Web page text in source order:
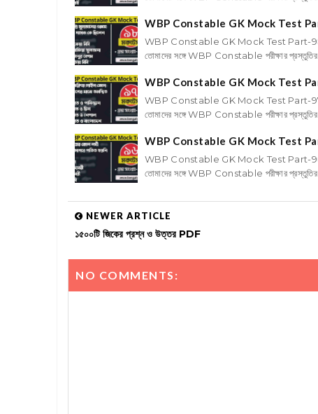
WBP Constable GK Mock Test
WBP Constable GK Mock Test Part-
তোমাদের সঙ্গে WBP Constable পরীক্ষার
WBP Constable GK Mock Test
WBP Constable GK Mock Test Part-
তোমাদের সঙ্গে WBP Constable পরীক্ষার
WBP Constable GK Mock Test
WBP Constable GK Mock Test Part-
তোমাদের সঙ্গে WBP Constable পরীক্ষার
NEWER ARTICLE
১৫০০টি জিকের প্রশ্ন ও উত্তর PDF
NO COMMENTS: